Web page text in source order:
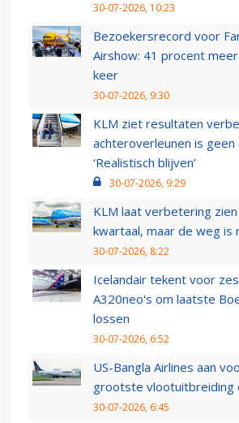
30-07-2026, 10:23
Bezoekersrecord voor
Airshow: 41 procent
keer
30-07-2026, 9:30
KLM ziet resultaten
achteroverleunen is geen
‘Realistisch blijven’
30-07-2026, 9:29
KLM laat verbetering
kwartaal, maar de weg is
30-07-2026, 8:22
Icelandair tekent voor
A320neo's om laatste
lossen
30-07-2026, 6:52
US-Bangla Airlines aan
grootste vlootuitbreiding
30-07-2026, 6:45